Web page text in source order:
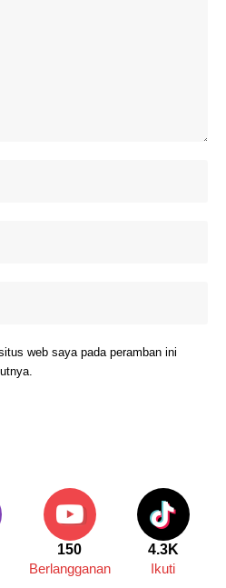
web saya pada peramban ini
150
Berlangganan
4.3K
Ikuti